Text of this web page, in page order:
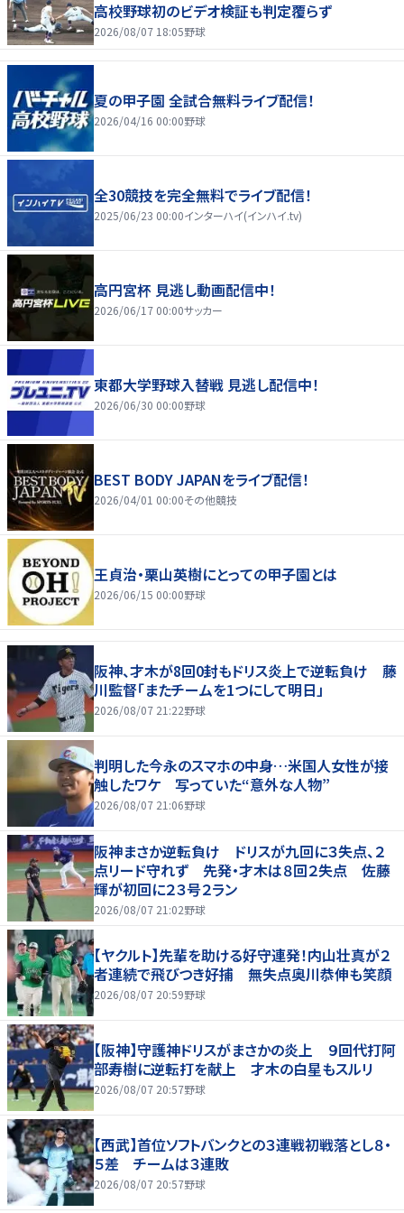
高校野球初のビデオ検証も判定覆らず
2026/08/07 18:05野球
夏の甲子園 全試合無料ライブ配信！
2026/04/16 00:00野球
全30競技を完全無料でライブ配信！
2025/06/23 00:00インターハイ(インハイ.tv)
高円宮杯 見逃し動画配信中！
2026/06/17 00:00サッカー
東都大学野球入替戦 見逃し配信中！
2026/06/30 00:00野球
BEST BODY JAPANをライブ配信！
2026/04/01 00:00その他競技
王貞治・栗山英樹にとっての甲子園とは
2026/06/15 00:00野球
阪神、才木が8回0封もドリス炎上で逆転負け 藤
川監督「またチームを1つにして明日」
2026/08/07 21:22野球
判明した今永のスマホの中身…米国人女性が接
触したワケ 写っていた“意外な人物”
2026/08/07 21:06野球
阪神まさか逆転負け ドリスが九回に３失点、２
点リード守れず 先発・才木は８回２失点 佐藤
輝が初回に２３号２ラン
2026/08/07 21:02野球
【ヤクルト】先輩を助ける好守連発！内山壮真が２
者連続で飛びつき好捕 無失点奥川恭伸も笑顔
2026/08/07 20:59野球
【阪神】守護神ドリスがまさかの炎上 ９回代打阿
部寿樹に逆転打を献上 才木の白星もスルリ
2026/08/07 20:57野球
【西武】首位ソフトバンクとの３連戦初戦落とし８・
５差 チームは３連敗
2026/08/07 20:57野球